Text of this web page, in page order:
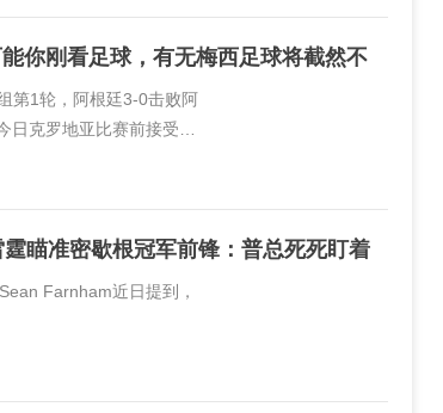
你刚看足球，有无梅西足球将截然不
第1轮，阿根廷3-0击败阿
克罗地亚比赛前接受了
道：“如果你对梅西的表
瞄准密歇根冠军前锋：普总死死盯着
Farnham近日提到，